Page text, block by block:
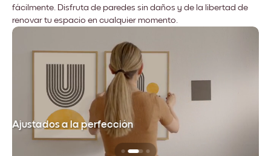
fácilmente. Disfruta de paredes sin daños y de la libertad de
renovar tu espacio en cualquier momento.
Ajustados a la perfección